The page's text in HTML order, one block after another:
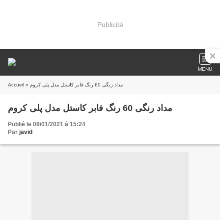
Publicité
MENU
Accueil » مداد رنگی 60 رنگ فابر کاستل مدل پلی کروم
مداد رنگی 60 رنگ فابر کاستل مدل پلی کروم
Publié le 09/01/2021 à 15:24
Par javid